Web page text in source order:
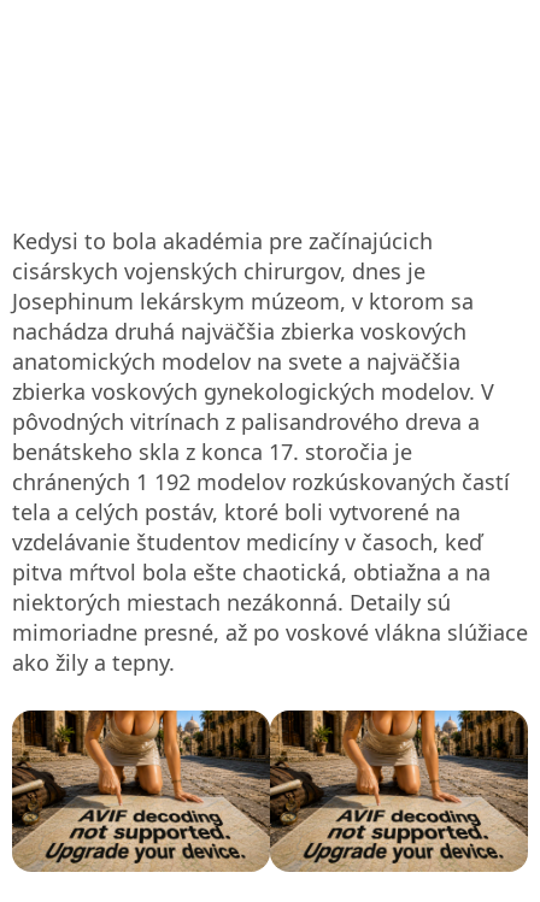
Kedysi to bola akadémia pre začínajúcich
cisárskych vojenských chirurgov, dnes je
Josephinum lekárskym múzeom, v ktorom sa
nachádza druhá najväčšia zbierka voskových
anatomických modelov na svete a najväčšia
zbierka voskových gynekologických modelov. V
pôvodných vitrínach z palisandrového dreva a
benátskeho skla z konca 17. storočia je
chránených 1 192 modelov rozkúskovaných častí
tela a celých postáv, ktoré boli vytvorené na
vzdelávanie študentov medicíny v časoch, keď
pitva mŕtvol bola ešte chaotická, obtiažna a na
niektorých miestach nezákonná. Detaily sú
mimoriadne presné, až po voskové vlákna slúžiace
ako žily a tepny.